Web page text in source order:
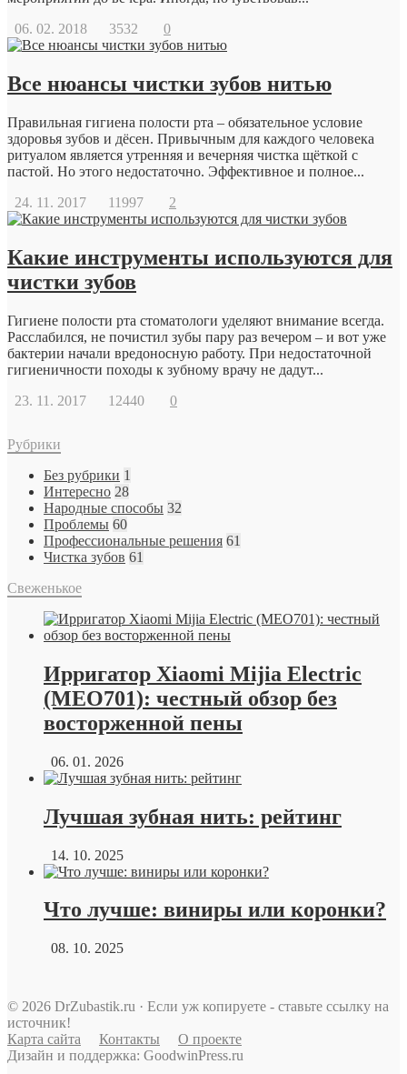
06. 02. 2018
3532 0
Все нюансы чистки зубов нитью
Правильная гигиена полости рта – обязательное условие
здоровья зубов и дёсен. Привычным для каждого человека
ритуалом является утренняя и вечерняя чистка щёткой с
пастой. Но этого недостаточно. Эффективное и полное...
24. 11. 2017
11997 2
Какие инструменты используются для
чистки зубов
Гигиене полости рта стоматологи уделяют внимание всегда.
Расслабился, не почистил зубы пару раз вечером – и вот уже
бактерии начали вредоносную работу. При недостаточной
гигиеничности походы к зубному врачу не дадут...
23. 11. 2017
12440 0
Рубрики
Без рубрики 1
Интересно 28
Народные способы 32
Проблемы 60
Профессиональные решения 61
Чистка зубов 61
Свеженькое
Ирригатор Xiaomi Mijia Electric
(MEO701): честный обзор без
восторженной пены
06. 01. 2026
Лучшая зубная нить: рейтинг
14. 10. 2025
Что лучше: виниры или коронки?
08. 10. 2025
© 2026 DrZubastik.ru · Если уж копируете - ставьте ссылку на
источник!
Карта сайта
Контакты
О проекте
Дизайн и поддержка: GoodwinPress.ru